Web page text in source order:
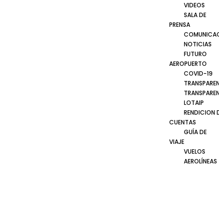
VIDEOS
SALA DE
PRENSA
NOTICIAS
FUTURO
AEROPUERTO
COVID-19
LOTAIP
RENDICION
CUENTAS
GUÍA DE
VIAJE
VUELOS
AEROLÍNEAS